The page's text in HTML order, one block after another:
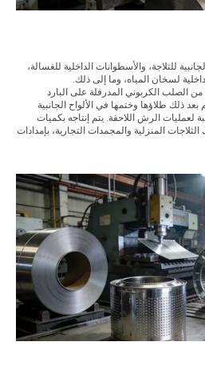
للثلاجة، والأسطوانات الداخلية للغسالة،
لسخان المياه، وما إلى ذلك.
الصلب الكربوني المدرفلة على البارد
ذلك طلاؤها وختمها في الألواح الجانبية
الرش اللاحقة. يتم إنتاجه بكميات
المنزلية والمجمدات التجارية، بإمدادات